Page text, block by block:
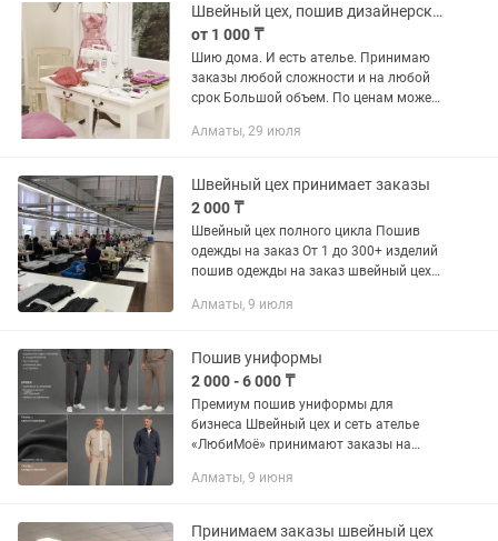
Швейный цех, пошив дизайнерских одежды
от 1 000 ₸
Шию дома. И есть ателье. Принимаю
заказы любой сложности и на любой
срок Большой объем. По ценам можем
4 ниточный оверлок и распошивалку
Алматы, 29 июля
Швейный цех принимает заказы
2 000 ₸
Швейный цех полного цикла Пошив
одежды на заказ От 1 до 300+ изделий
пошив одежды на заказ швейный цех
надёжный швейный цех для пошива
Алматы, 9 июля
Пошив униформы
2 000 - 6 000 ₸
Премиум пошив униформы для
бизнеса Швейный цех и сеть ателье
«ЛюбиМоё» принимают заказы на
рестораны и кафе • частные школы и
и...
Алматы, 9 июня
Принимаем заказы швейный цех